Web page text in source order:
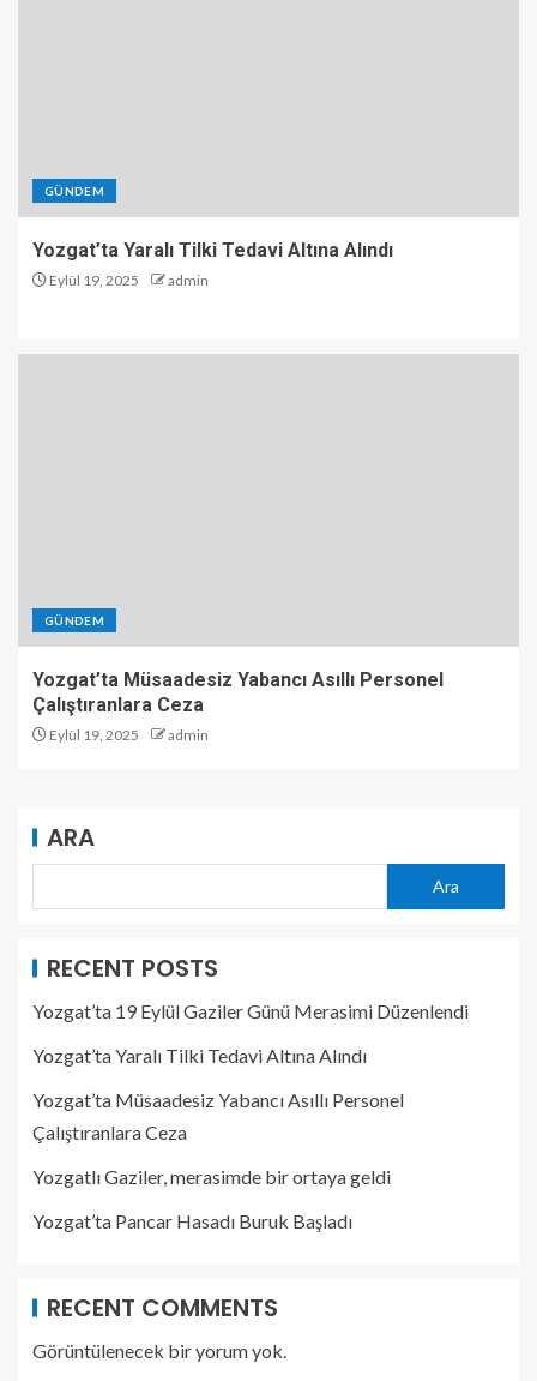
GÜNDEM
Yozgat’ta Yaralı Tilki Tedavi Altına Alındı
Eylül 19, 2025 admin
GÜNDEM
Yozgat’ta Müsaadesiz Yabancı Asıllı Personel
Çalıştıranlara Ceza
Eylül 19, 2025 admin
ARA
Ara
RECENT POSTS
Yozgat’ta 19 Eylül Gaziler Günü Merasimi Düzenlendi
Yozgat’ta Yaralı Tilki Tedavi Altına Alındı
Yozgat’ta Müsaadesiz Yabancı Asıllı Personel
Çalıştıranlara Ceza
Yozgatlı Gaziler, merasimde bir ortaya geldi
Yozgat’ta Pancar Hasadı Buruk Başladı
RECENT COMMENTS
Görüntülenecek bir yorum yok.